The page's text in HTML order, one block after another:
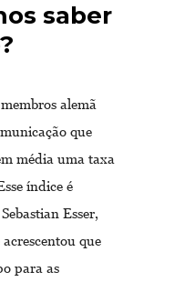
saber
alemã
que
média uma taxa
índice é
Esser,
que
para as